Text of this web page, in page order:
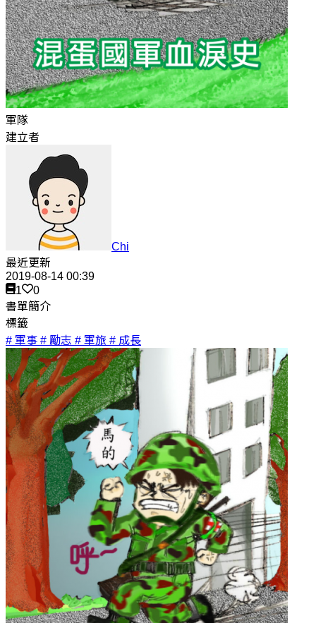
軍隊
建立者
Chi
最近更新
2019-08-14 00:39
1
0
書單簡介
標籤
# 軍事 # 勵志 # 軍旅 # 成長